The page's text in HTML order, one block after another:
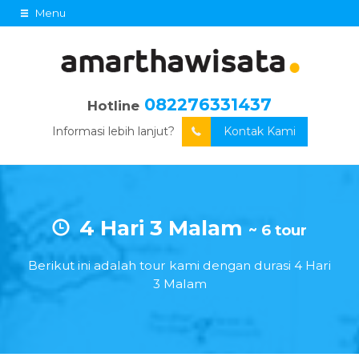
Menu
Hotline 082276331437
Informasi lebih lanjut? Kontak Kami
4 Hari 3 Malam ~ 6 tour
Berikut ini adalah tour kami dengan durasi 4 Hari
3 Malam